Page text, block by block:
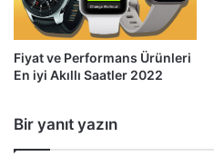
Fiyat ve Performans Ürünleri
En iyi Akıllı Saatler 2022
Bir yanıt yazın